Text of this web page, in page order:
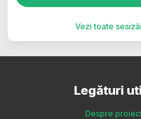
Vezi toate
Legături
Despre